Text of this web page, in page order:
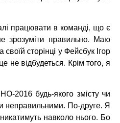
працювати в команді, що є
зрозуміти правильно. Маю
сторінці у Фейсбук Ігор
відбудеться. Крім того, я
2016 будь-якого змісту чи
неправильними. По-друге. Я
навколо нього. Бо